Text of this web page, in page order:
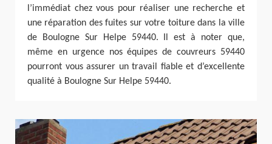
l’immédiat chez vous pour réaliser une recherche et
une réparation des fuites sur votre toiture dans la ville
de Boulogne Sur Helpe 59440. Il est à noter que,
même en urgence nos équipes de couvreurs 59440
pourront vous assurer un travail fiable et d’excellente
qualité à Boulogne Sur Helpe 59440.